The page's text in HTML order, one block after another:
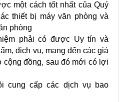
một cách tốt nhất của Quý
thiết bị máy văn phòng và
phòng
phải có được Uy tín và
dịch vụ, mang đến các giá
cộng đồng, sau đó mới có lợi
cung cấp các dịch vụ bao